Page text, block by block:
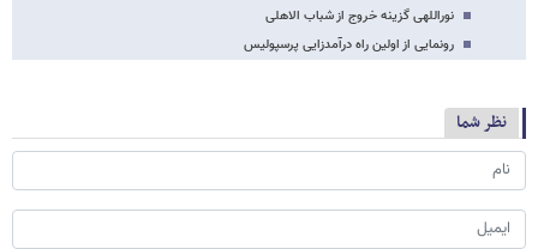
نوراللهی گزینه خروج از شباب الاهلی
رونمایی از اولین راه درآمدزایی پرسپولیس
نظر شما